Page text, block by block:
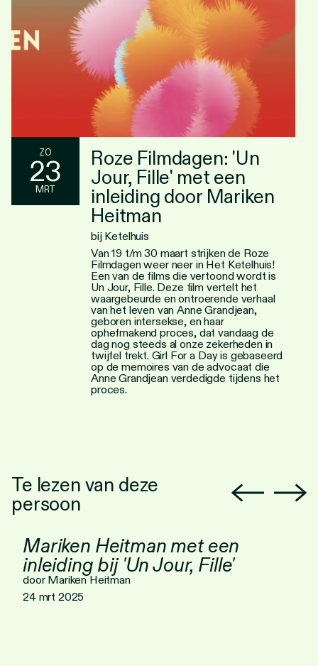
ZO
23
MRT
Roze Filmdagen: 'Un
Jour, Fille' met een
inleiding door Mariken
Heitman
bij Ketelhuis
Van 19 t/m 30 maart strijken de Roze
Filmdagen weer neer in Het Ketelhuis!
Een van de films die vertoond wordt is
Un Jour, Fille. Deze film vertelt het
waargebeurde en ontroerende verhaal
van het leven van Anne Grandjean,
geboren intersekse, en haar
ophefmakend proces, dat vandaag de
dag nog steeds al onze zekerheden in
twijfel trekt. Girl For a Day is gebaseerd
op de memoires van de advocaat die
Anne Grandjean verdedigde tijdens het
proces.
Te lezen van deze
persoon
Mariken Heitman met een
inleiding bij 'Un Jour, Fille'
door Mariken Heitman
24 mrt 2025